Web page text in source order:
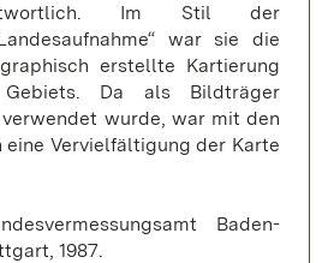
Im Stil der
war sie die
erstellte Kartierung
Da als Bildträger
wurde, war mit den
Vervielfältigung der Karte
Baden-
1987.